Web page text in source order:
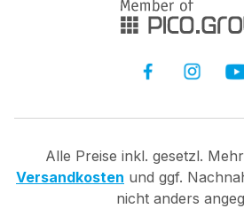
Alle Preise inkl. gesetzl.
Versandkosten und ggf.
nicht anders